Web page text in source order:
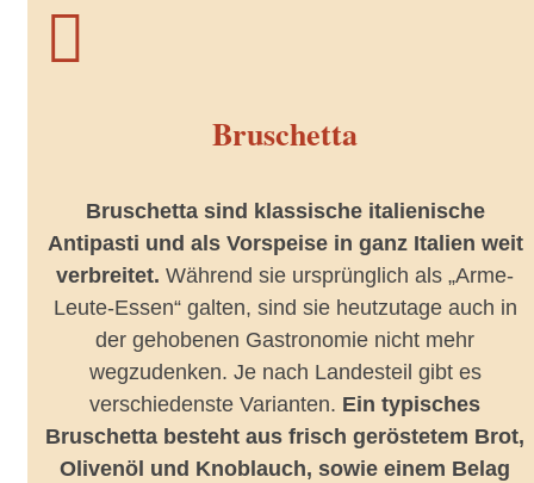

Bruschetta
Bruschetta sind klassische italienische
Antipasti und als Vorspeise in ganz Italien weit
verbreitet. Während sie ursprünglich als „Arme-
Leute-Essen“ galten, sind sie heutzutage auch in
der gehobenen Gastronomie nicht mehr
wegzudenken. Je nach Landesteil gibt es
verschiedenste Varianten. Ein typisches
Bruschetta besteht aus frisch geröstetem Brot,
Olivenöl und Knoblauch, sowie einem Belag